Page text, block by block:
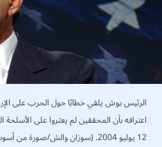
الرئيس بوش يلقي خطابًا حول الحرب على
اعترافه بأن المحققين لم يعثروا على الأسلحة
12 يوليو 2004. (سوزان والش/صورة من أسوشييتد برس)